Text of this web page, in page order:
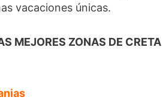
vacaciones únicas.
MEJORES ZONAS DE CRETA